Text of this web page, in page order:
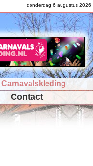
donderdag 6 augustus 2026
Carnavalskleding
Contact